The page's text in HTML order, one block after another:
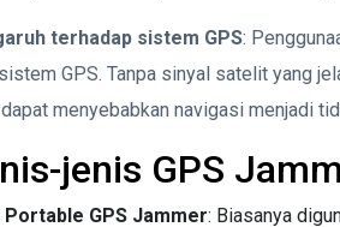
terhadap sistem GPS:
GPS. Tanpa sinyal satelit yang
menyebabkan navigasi menjadi
jenis GPS
Portable GPS Jammer: Biasanya